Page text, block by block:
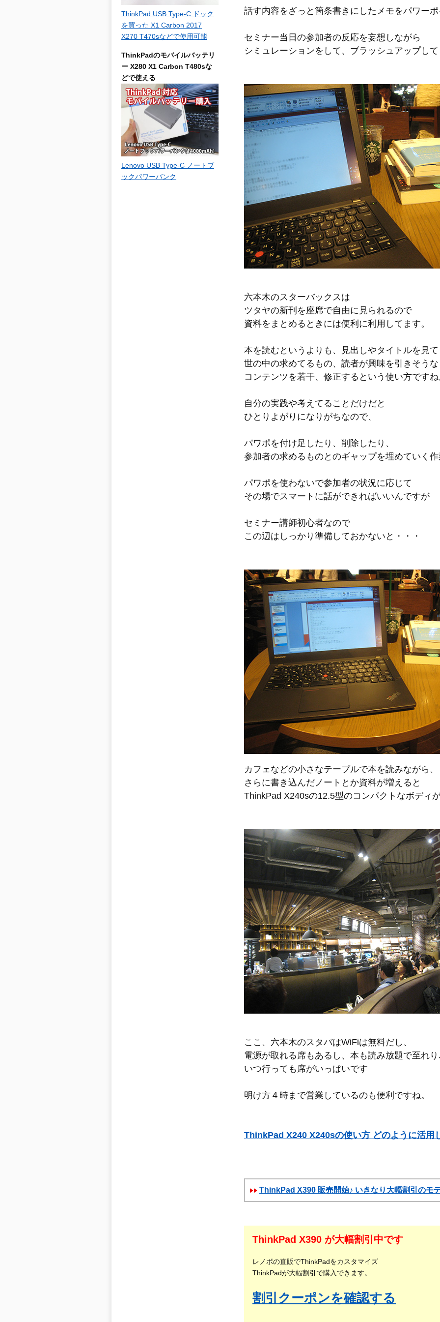
話す内容をざっと箇条書きにしたメモをパワー
セミナー当日の参加者の反応を妄想しながら
シミュレーションをして、ブラッシュアップし
六本木のスターバックスは
ツタヤの新刊を座席で自由に見られるので
資料をまとめるときには便利に利用してます。
本を読むというよりも、見出しやタイトルを見て
世の中の求めてるもの、読者が興味を引きそう
コンテンツを若干、修正するという使い方です
自分の実践や考えてることだけだと
ひとりよがりになりがちなので、
パワポを付け足したり、削除したり、
参加者の求めるものとのギャップを埋めていく
パワポを使わないで参加者の状況に応じて
その場でスマートに話ができればいいんですが
セミナー講師初心者なので
この辺はしっかり準備しておかないと・・・
カフェなどの小さなテーブルで本を読みながら、
さらに書き込んだノートとか資料が増えると
ThinkPad X240sの12.5型のコンパクトなボディ
ここ、六本木のスタバはWiFiは無料だし、
電源が取れる席もあるし、本も読み放題で至れ
いつ行っても席がいっぱいです
明け方４時まで営業しているのも便利ですね。
ThinkPad X240 X240sの使い方 どのように活用
ThinkPad X390 販売開始♪ いきなり大幅割引のモ
ThinkPad X390 が大幅割引中です
レノボの直販でThinkPadをカスタマイズ
ThinkPadが大幅割引で購入できます。
割引クーポンを確認する
ThinkPad USB Type-C ドック
を買った X1 Carbon 2017
X270 T470sなどで使用可能
ThinkPadのモバイルバッテリ
ー X280 X1 Carbon T480sな
どで使える
Lenovo USB Type-C ノートブ
ックパワーバンク